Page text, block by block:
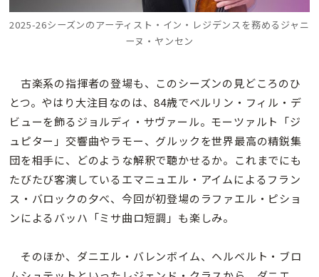
2025-26シーズンのアーティスト・イン・レジデンスを務めるジャニ
ーヌ・ヤンセン
古楽系の指揮者の登場も、このシーズンの見どころのひ
とつ。やはり大注目なのは、84歳でベルリン・フィル・デ
ビューを飾るジョルディ・サヴァール。モーツァルト「ジ
ュピター」交響曲やラモー、グルックを世界最高の精鋭集
団を相手に、どのような解釈で聴かせるか。これまでにも
たびたび客演しているエマニュエル・アイムによるフラン
ス・バロックの夕べ、今回が初登場のラファエル・ピショ
ンによるバッハ「ミサ曲ロ短調」も楽しみ。
そのほか、ダニエル・バレンボイム、ヘルベルト・ブロ